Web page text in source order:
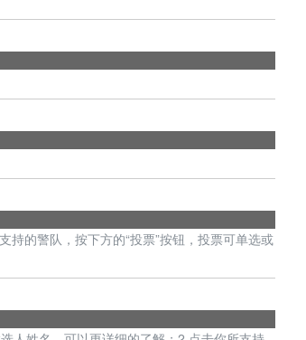
的警队，按下方的“投票”按钮，投票可单选或